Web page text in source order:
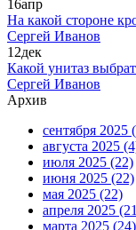
16апр
На какой стороне
Сергей Иванов
12дек
Какой унитаз
Сергей Иванов
Архив
сентября 2025
августа 2025
июля 2025 (22)
июня 2025 (22)
мая 2025 (22)
апреля 2025
марта 2025 (24)